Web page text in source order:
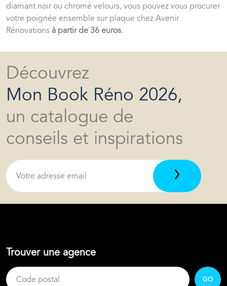
diamant noir ou chromé velours, vous pouvez vous procurer
votre poignée ensemble sur plaque chez Avenir
Rénovationsà partir de 36 euros.
Découvrez
Mon Book Réno 2026,
un catalogue de
conseils et inspirations
Trouver une agence
GO